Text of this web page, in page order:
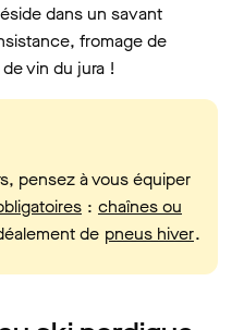
dans un savant
fromage de
vin du jura !
pensez à vous équiper
: chaînes ou
de pneus hiver.